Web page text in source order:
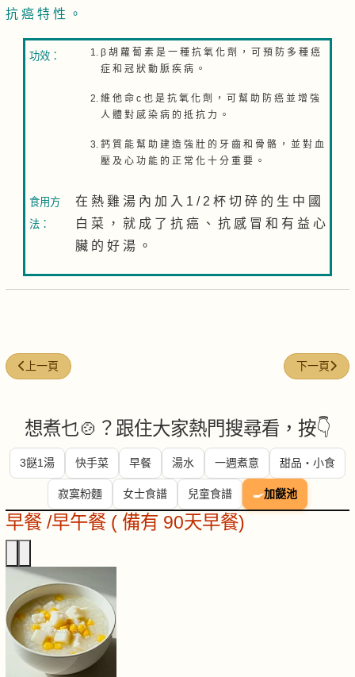
抗 癌 特 性 。
功效：
β 胡 蘿 蔔 素 是 一 種 抗 氧 化 劑 ， 可 預 防 多 種 癌
症 和 冠 狀 動 脈 疾 病 。
維 他 命 c 也 是 抗 氧 化 劑 ， 可 幫 助 防 癌 並 增 強
人 體 對 感 染 病 的 抵 抗 力 。
鈣 質 能 幫 助 建 造 強 壯 的 牙 齒 和 骨 骼 ， 並 對 血
壓 及 心 功 能 的 正 常 化 十 分 重 要 。
食用方
法：
在 熱 雞 湯 內 加 入 1 / 2 杯 切 碎 的 生 中 國
白 菜 ， 就 成 了 抗 癌 、 抗 感 冒 和 有 益 心
臟 的 好 湯 。
上一篇文章: 西蘭花(Broccoli)
上一頁 下一篇文
下一頁
想煮乜🍲？跟住大家熱門搜尋看，按👇
3餸1湯 快手菜 早餐 湯水 一週煮意 甜品・小食
寂寞粉麵 女士食譜 兒童食譜 🍳加餸池
早餐 /早午餐 ( 備有 90天早餐)